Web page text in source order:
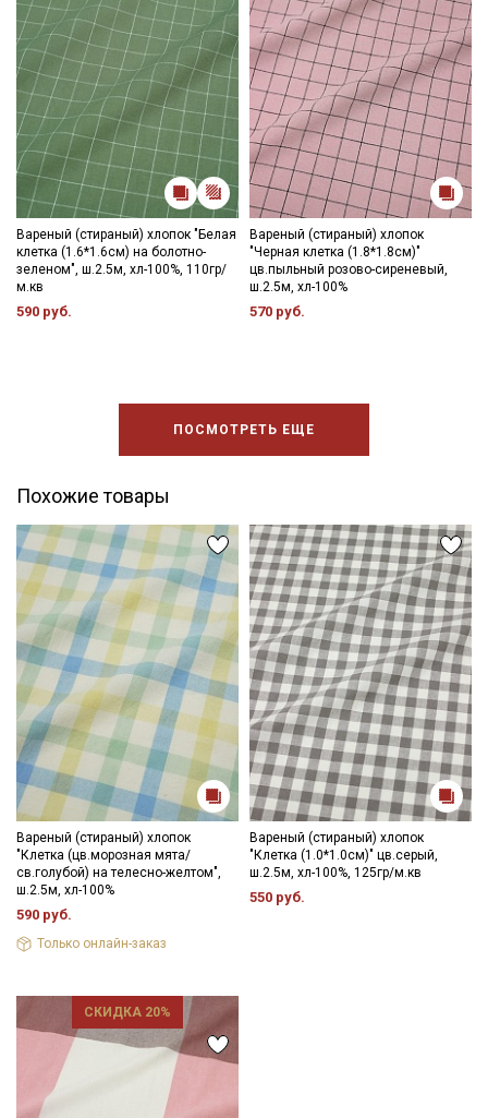
Вареный (стираный) хлопок "Белая
клетка (1.6*1.6см) на болотно-
зеленом", ш.2.5м, хл-100%, 110гр/
м.кв
590 руб.
Вареный (стираный) хлопок
"Черная клетка (1.8*1.8см)"
цв.пыльный розово-сиреневый,
ш.2.5м, хл-100%
570 руб.
ПОСМОТРЕТЬ ЕЩЕ
Похожие товары
Вареный (стираный) хлопок
"Клетка (цв.морозная мята/
св.голубой) на телесно-желтом",
ш.2.5м, хл-100%
590 руб.
Только онлайн-заказ
Вареный (стираный) хлопок
"Клетка (1.0*1.0см)" цв.серый,
ш.2.5м, хл-100%, 125гр/м.кв
550 руб.
СКИДКА 20%